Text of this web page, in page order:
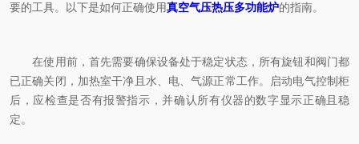
要的工具。以下是如何正确使用真空气压热压多功能炉的指南。
在使用前，首先需要确保设备处于稳定状态，所有旋钮和阀门都
已正确关闭，加热室干净且水、电、气源正常工作。启动电气控制柜
后，应检查是否有报警指示，并确认所有仪器的数字显示正确且稳
定。